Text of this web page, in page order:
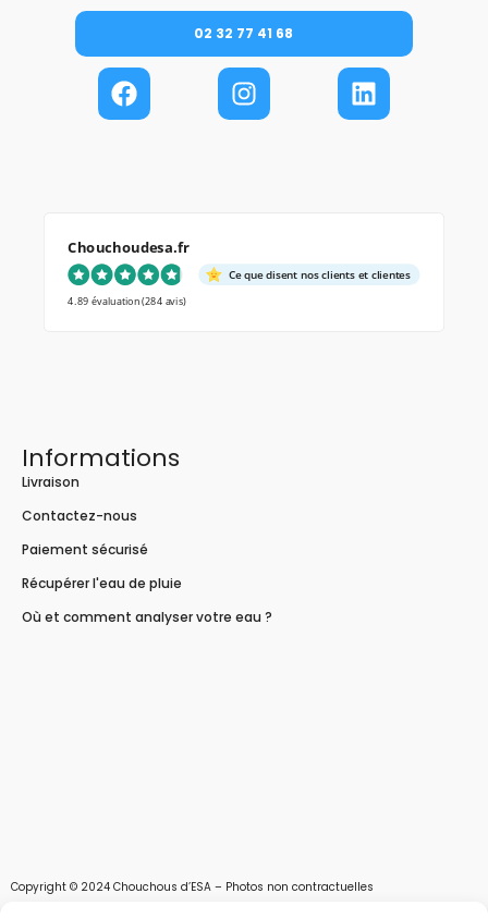
02 32 77 41 68
Chouchoudesa.fr
Ce que disent nos clients et clientes
4.89 évaluation(284 avis)
Informations
Livraison
Contactez-nous
Paiement sécurisé
Récupérer l'eau de pluie
Où et comment analyser votre eau ?
Copyright © 2024 Chouchous d’ESA – Photos non contractuelles